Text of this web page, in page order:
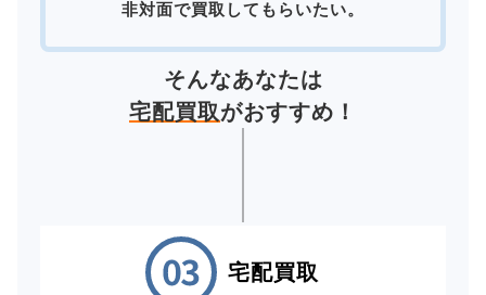
非対面で買取してもらいたい。
そんなあなたは
宅配買取がおすすめ！
宅配買取